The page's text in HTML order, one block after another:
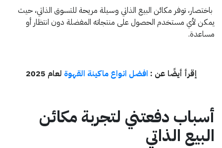
باختصار، توفر مكائن البيع الذاتي وسيلة مريحة للتسوق الذاتي، حيث
يمكن لأي مستخدم الحصول على منتجاته المفضلة دون انتظار أو
مساعدة.
إقرأ أيضًا عن : افضل انواع ماكينة القهوة لعام 2025
أسباب دفعتني لتجربة مكائن
البيع الذاتي